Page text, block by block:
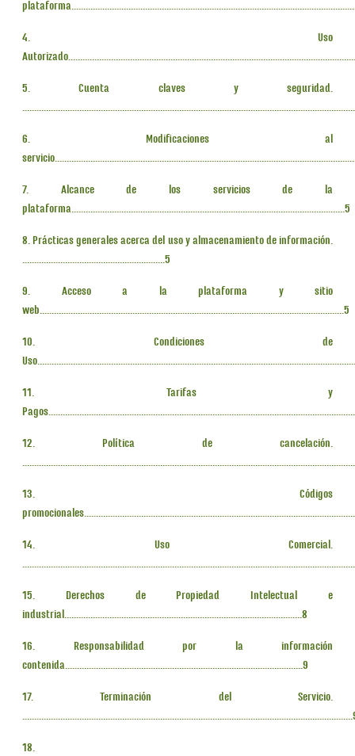
4. Uso
5. Cuenta claves y seguridad.
6. Modificaciones al
7. Alcance de los servicios de la
plataforma...................................................................................................................5
8. Prácticas generales acerca del uso y almacenamiento de información.
............................................................5
9. Acceso a la plataforma y sitio
web................................................................................................................................5
10. Condiciones de
11. Tarifas y
12. Política de cancelación.
13. Códigos
14. Uso Comercial.
15. Derechos de Propiedad Intelectual e
industrial....................................................................................................8
16. Responsabilidad por la información
contenida....................................................................................................9
17. Terminación del Servicio.
18.